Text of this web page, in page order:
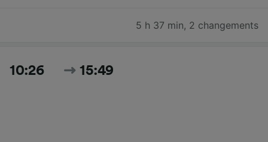
5 h 37 min, 2 changements
10:26 15:49